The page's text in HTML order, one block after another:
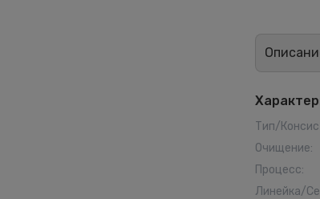
Тип/
Очищение:
Процесс:
Линейка/